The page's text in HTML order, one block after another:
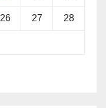
26 27 28